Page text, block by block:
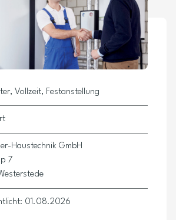
Vollzeit, Festanstellung
Haustechnik GmbH
7
01.08.2026